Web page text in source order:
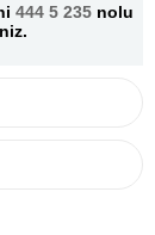
444 5 235 nolu